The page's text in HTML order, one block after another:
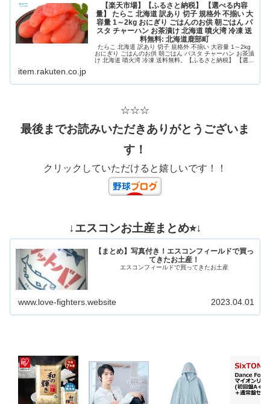
【楽天市場】【ふるさと納税】 【選べる内容
量】 たらこ 北海道 訳あり 切子 規格外 不揃い 大
容量 1～2kg おにぎり ごはんのお供 朝ごはん パ
スタ チャーハン お茶漬け 北海道 噴火湾 冷凍 送
料無料: 北海道鹿部町
たらこ 北海道 訳あり 切子 規格外 不揃い 大容量 1～2kg
おにぎり ごはんのお供 朝ごはん パスタ チャーハン お茶漬
け 北海道 噴火湾 冷凍 送料無料。【ふるさと納税】 【選べ
item.rakuten.co.jp
☆☆☆
最後までお読みいただきありがとうございま
す！
クリックしていただけると嬉しいです！！
↓エスコンお土産まとめ⭐︎↓
【まとめ】写真付き！エスコンフィールドで買っ
てきたお土産！
エスコンフィールドで買ってきたお土産
www.love-fighters.website 2023.04.01